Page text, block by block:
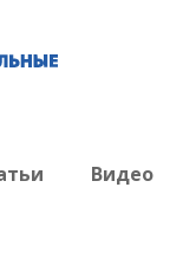
Видео